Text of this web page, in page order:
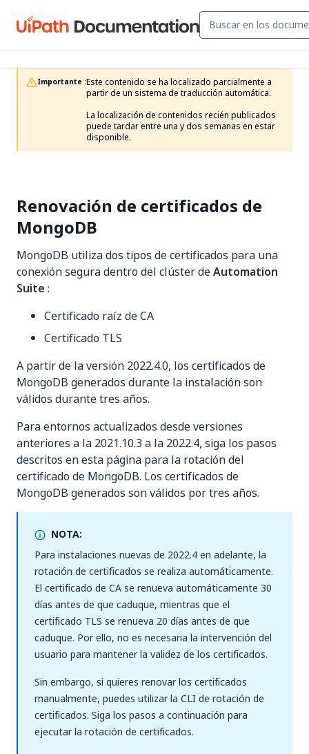
Importante :Este contenido se ha localizado parcialmente a
partir de un sistema de traducción automática.
La localización de contenidos recién publicados
puede tardar entre una y dos semanas en estar
disponible.
Renovación de certificados de
MongoDB
MongoDB utiliza dos tipos de certificados para una
conexión segura dentro del clúster deAutomation
Suite :
Certificado raíz de CA
Certificado TLS
A partir de la versión 2022.4.0, los certificados de
MongoDB generados durante la instalación son
válidos durante tres años.
Para entornos actualizados desde versiones
anteriores a la 2021.10.3 a la 2022.4, siga los pasos
descritos en esta página para la rotación del
certificado de MongoDB. Los certificados de
MongoDB generados son válidos por tres años.
NOTA:
Para instalaciones nuevas de 2022.4 en adelante, la
rotación de certificados se realiza automáticamente.
El certificado de CA se renueva automáticamente 30
días antes de que caduque, mientras que el
certificado TLS se renueva 20 días antes de que
caduque. Por ello, no es necesaria la intervención del
usuario para mantener la validez de los certificados.
Sin embargo, si quieres renovar los certificados
manualmente, puedes utilizar la CLI de rotación de
certificados. Siga los pasos a continuación para
ejecutar la rotación de certificados.